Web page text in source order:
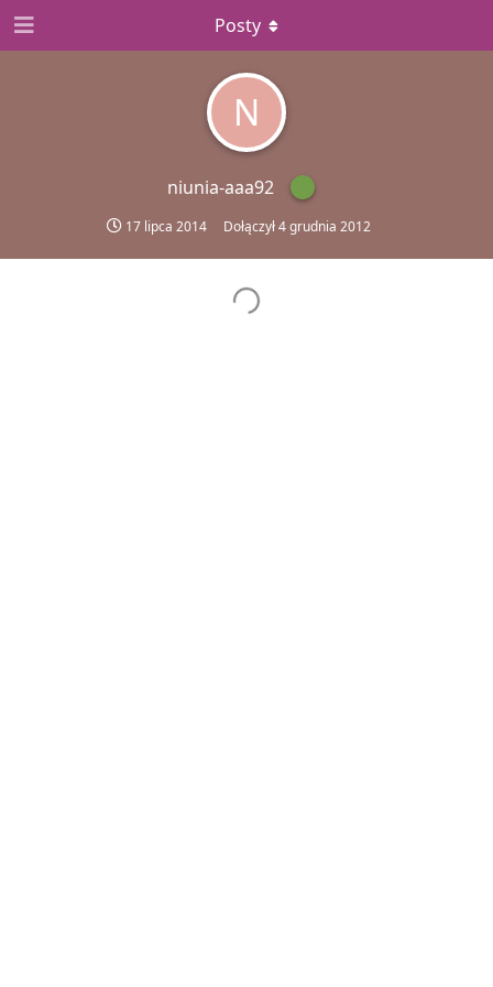
N
niunia-aaa92
17 lipca 2014 Dołączył4 grudnia 2012
Posty